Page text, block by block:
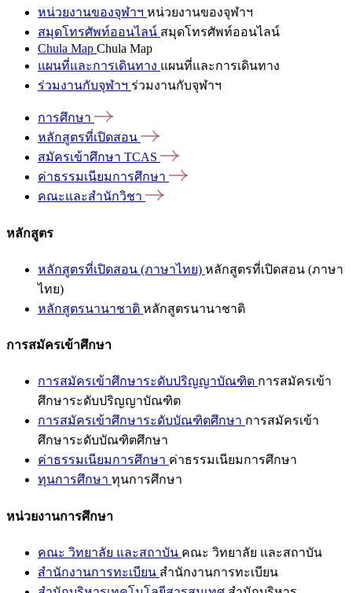
หน่วยงานของจุฬาฯ หน่วยงานของจุฬาฯ
สมุดโทรศัพท์ออนไลน์ สมุดโทรศัพท์ออนไลน์
Chula Map Chula Map
แผนที่และการเดินทาง แผนที่และการเดินทาง
ร่วมงานกับจุฬาฯ ร่วมงานกับจุฬาฯ
การศึกษา
หลักสูตรที่เปิดสอน
สมัครเข้าศึกษา TCAS
ค่าธรรมเนียมการศึกษา
คณะและสำนักวิชา
หลักสูตร
หลักสูตรที่เปิดสอน (ภาษาไทย) หลักสูตรที่เปิดสอน (ภาษา
ไทย)
หลักสูตรนานาชาติ หลักสูตรนานาชาติ
การสมัครเข้าศึกษา
การสมัครเข้าศึกษาระดับปริญญาบัณฑิต การสมัครเข้า
ศึกษาระดับปริญญาบัณฑิต
การสมัครเข้าศึกษาระดับบัณฑิตศึกษา การสมัครเข้า
ศึกษาระดับบัณฑิตศึกษา
ค่าธรรมเนียมการศึกษา ค่าธรรมเนียมการศึกษา
ทุนการศึกษา ทุนการศึกษา
หน่วยงานการศึกษา
คณะ วิทยาลัย และสถาบัน คณะ วิทยาลัย และสถาบัน
สำนักงานการทะเบียน สำนักงานการทะเบียน